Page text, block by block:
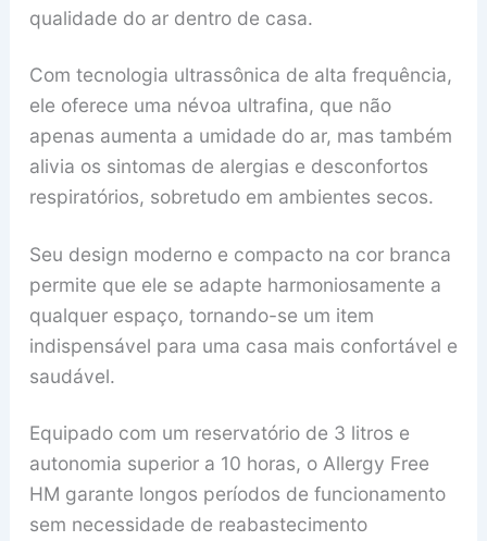
qualidade do ar dentro de casa.
Com tecnologia ultrassônica de alta frequência,
ele oferece uma névoa ultrafina, que não
apenas aumenta a umidade do ar, mas também
alivia os sintomas de alergias e desconfortos
respiratórios, sobretudo em ambientes secos.
Seu design moderno e compacto na cor branca
permite que ele se adapte harmoniosamente a
qualquer espaço, tornando-se um item
indispensável para uma casa mais confortável e
saudável.
Equipado com um reservatório de 3 litros e
autonomia superior a 10 horas, o Allergy Free
HM garante longos períodos de funcionamento
sem necessidade de reabastecimento